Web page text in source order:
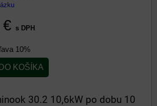
€ s DPH
10%
KOŠÍKA
30.2 10,6kW po dobu 10